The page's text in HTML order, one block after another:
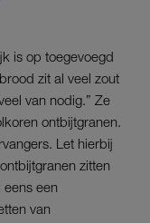
is op toegevoegd
zit al veel zout
van nodig.” Ze
ontbijtgranen.
Let hierbij
zitten
een
van